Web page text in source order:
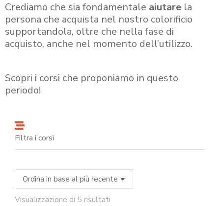
Crediamo che sia fondamentale aiutare la
persona che acquista nel nostro colorificio
supportandola, oltre che nella fase di
acquisto, anche nel momento dell’utilizzo.
Scopri i corsi che proponiamo in questo
periodo!
Filtra i corsi
Visualizzazione di 5 risultati